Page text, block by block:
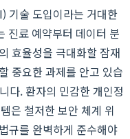
기술 도입이라는 거대한
진료 예약부터 데이터 분
효율성을 극대화할 잠재
중요한 과제를 안고 있습
다. 환자의 민감한 개인정
은 철저한 보안 체계 위
규를 완벽하게 준수해야